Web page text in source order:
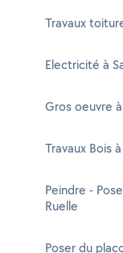
Travaux
Electricité à
Gros oeuvre
Travaux Bois
Peindre -
Ruelle
Poser du